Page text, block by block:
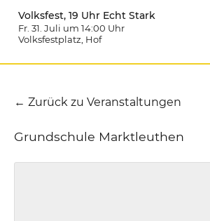
Volksfest, 19 Uhr Echt Stark
Fr. 31. Juli um 14:00 Uhr
Volksfestplatz , Hof
← Zurück zu Veranstaltungen
Grundschule Marktleuthen